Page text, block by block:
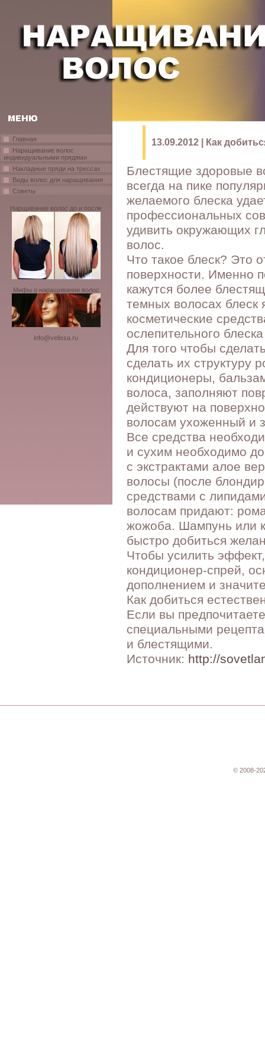
Главная
Наращивание волос
индивидуальными прядями
Накладные пряди на трессах
Виды волос для наращивания
Советы
Нарщивание волос до и после
Мифы о наращивании волос
info@velissa.ru
13.09.2012 | Как
Блестящие здоровые
всегда на пике
желаемого блеска
профессиональных
удивить окружающих
волос.
Что такое блеск? Это
поверхности. Именно
кажутся более
темных волосах
косметические
ослепительного
Для того чтобы
сделать их структуру
кондиционеры,
волоса, заполняют
действуют на
волосам ухоженный и
Все средства
и сухим необходимо
с экстрактами алое
волосы (после
средствами с
волосам придают:
жожоба. Шампунь или
быстро добиться
Чтобы усилить
кондиционер-спрей,
дополнением и
Как добиться
Если вы
специальными
и блестящими.
Источник: http://
© 2008-